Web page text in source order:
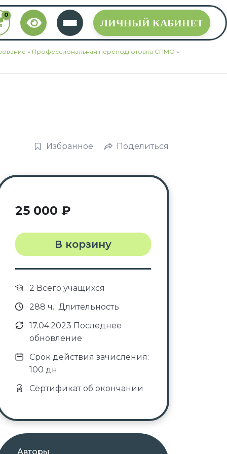
ЛИЧНЫЙ КАБИНЕТ
» Профессиональная переподготовка СПМО »
Избранное Поделиться
25 000 ₽
В корзину
2 Всего учащихся
288 ч. Длительность
17.04.2023 Последнее
обновление
Срок действия зачисления:
100 дн
Сертификат об окончании
Авторы